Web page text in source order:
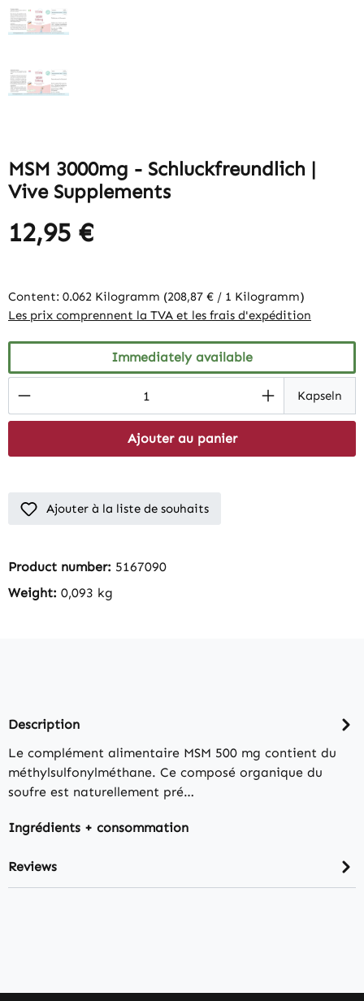
MSM 3000mg - Schluckfreundlich |
Vive Supplements
12,95 €
Content: 0.062 Kilogramm (208,87 € / 1 Kilogramm)
Les prix comprennent la TVA et les frais d'expédition
Immediately available
Product Quantity: Enter the desiredKapseln
Ajouter au panier
Ajouter à la liste de souhaits
Product number: 5167090
Weight: 0,093 kg
Description
Le complément alimentaire MSM 500 mg contient du
méthylsulfonylméthane. Ce composé organique du
soufre est naturellement pré…
Ingrédients + consommation
Reviews